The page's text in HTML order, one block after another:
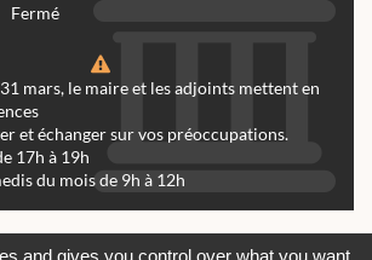
Fermé
mars, le maire et les adjoints mettent en
et échanger sur vos préoccupations.
17h à 19h
du mois de 9h à 12h
and gives you control over what you want